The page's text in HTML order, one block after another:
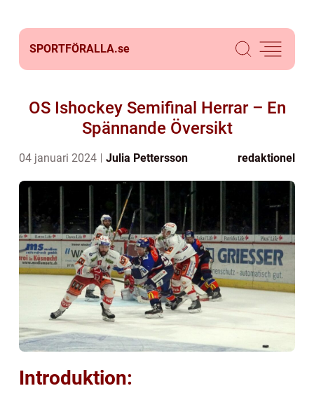
SPORTFÖRALLA.se
OS Ishockey Semifinal Herrar – En
Spännande Översikt
04 januari 2024 Julia Pettersson redaktionel
Introduktion: